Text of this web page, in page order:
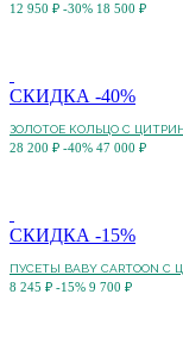
12 950 ₽ -30% 18 500 ₽
СКИДКА -40%
ЗОЛОТОЕ КОЛЬЦО С
28 200 ₽ -40% 47 000 ₽
СКИДКА -15%
ПУСЕТЫ BABY CARTOON
8 245 ₽ -15% 9 700 ₽